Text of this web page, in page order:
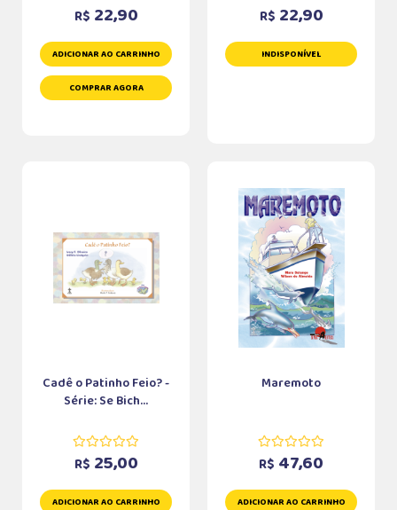
R$ 22,90
ADICIONAR AO CARRINHO
COMPRAR AGORA
R$ 22,90
INDISPONÍVEL
Cadê o Patinho Feio? -
Série: Se Bich...
R$ 25,00
ADICIONAR AO CARRINHO
Maremoto
R$ 47,60
ADICIONAR AO CARRINHO